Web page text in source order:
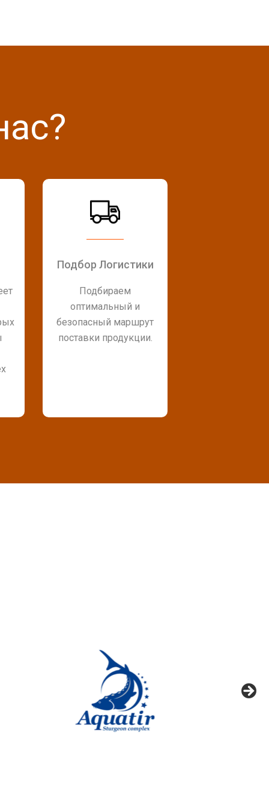
Подбор Логистики
Подбираем
оптимальный и
безопасный маршрут
поставки продукции.